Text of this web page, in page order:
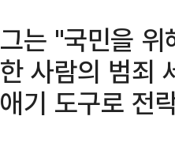
그는 "국민을 위
한 사람의 범죄
애기 도구로 전